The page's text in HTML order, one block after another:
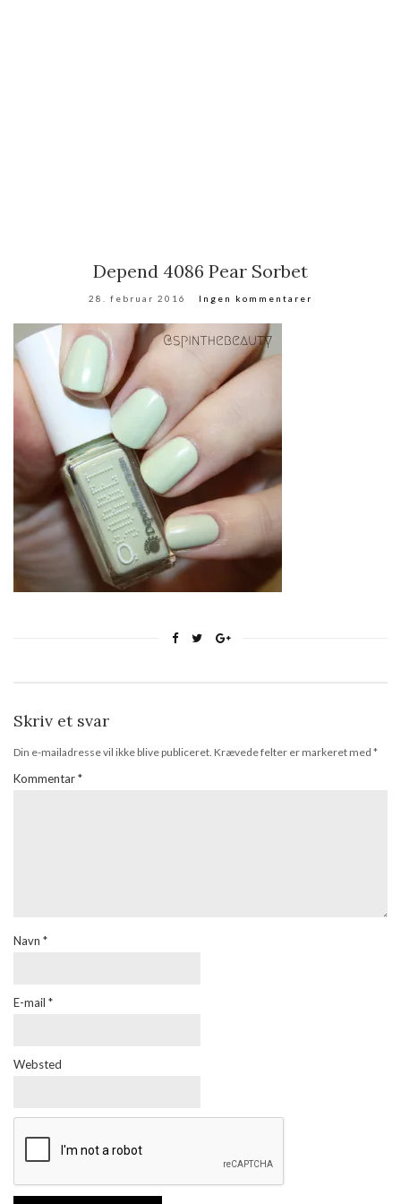
Depend 4086 Pear Sorbet
28. februar 2016 Ingen kommentarer
Skriv et svar
Din e-mailadresse vil ikke blive publiceret. Krævede felter er markeret med *
Kommentar*
Navn *
E-mail *
Websted